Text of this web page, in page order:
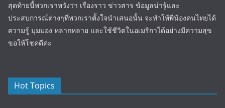
สุดท้ายนี้พวกเราหวังว่า เรื่องราว ข่าวสาร ข้อมูลน่ารู้และ
ประสบการณ์ต่างๆที่พวกเราตั้งใจนำเสนอนั้น จะทำให้พี่น้องคนไทยได้
ความรู้ มุมมอง หลากหลาย และใช้ชีวิตในอเมริกาได้อย่างมีความสุข
ขอให้โชคดีค่ะ
Hot Topics